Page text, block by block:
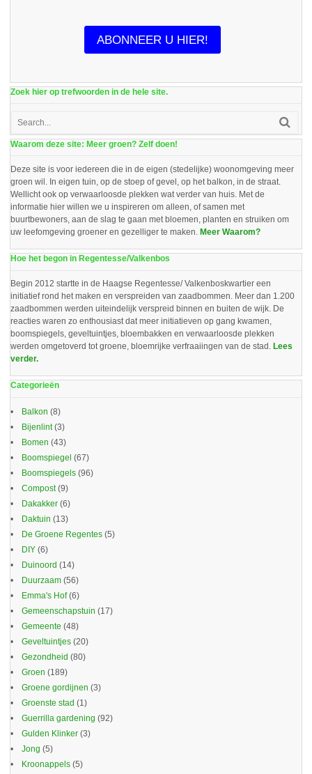
ABONNEER U HIER!
Zoek hier op trefwoorden in de hele site.
Waarom deze site: Meer groen? Zelf doen!
Deze site is voor iedereen die in de eigen (stedelijke) woonomgeving meer
groen wil. In eigen tuin, op de stoep of gevel, op het balkon, in de straat.
Wellicht ook op verwaarloosde plekken wat verder van huis. Met de
informatie hier willen we u inspireren om alleen, of samen met
buurtbewoners, aan de slag te gaan met bloemen, planten en struiken om
uw leefomgeving groener en gezelliger te maken. Meer Waarom?
Hoe het begon in Regentesse/Valkenbos
Begin 2012 startte in de Haagse Regentesse/ Valkenboskwartier een
initiatief rond het maken en verspreiden van zaadbommen. Meer dan 1.200
zaadbommen werden uiteindelijk verspreid binnen en buiten de wijk. De
reacties waren zo enthousiast dat meer initiatieven op gang kwamen,
boomspiegels, geveltuintjes, bloembakken en verwaarloosde plekken
werden omgetoverd tot groene, bloemrijke verfraaiingen van de stad. Lees
verder.
Categorieën
Balkon (8)
Bijenlint(3)
Bomen (43)
Boomspiegel (67)
Boomspiegels (96)
Compost(9)
Dakakker (6)
Daktuin (13)
De Groene Regentes (5)
DIY (6)
Duinoord (14)
Duurzaam (56)
Emma's Hof(6)
Gemeenschapstuin (17)
Gemeente (48)
Geveltuintjes (20)
Gezondheid (80)
Groen (189)
Groene gordijnen (3)
Groenste stad (1)
Guerrilla gardening (92)
Gulden Klinker (3)
Jong (5)
Kroonappels (5)